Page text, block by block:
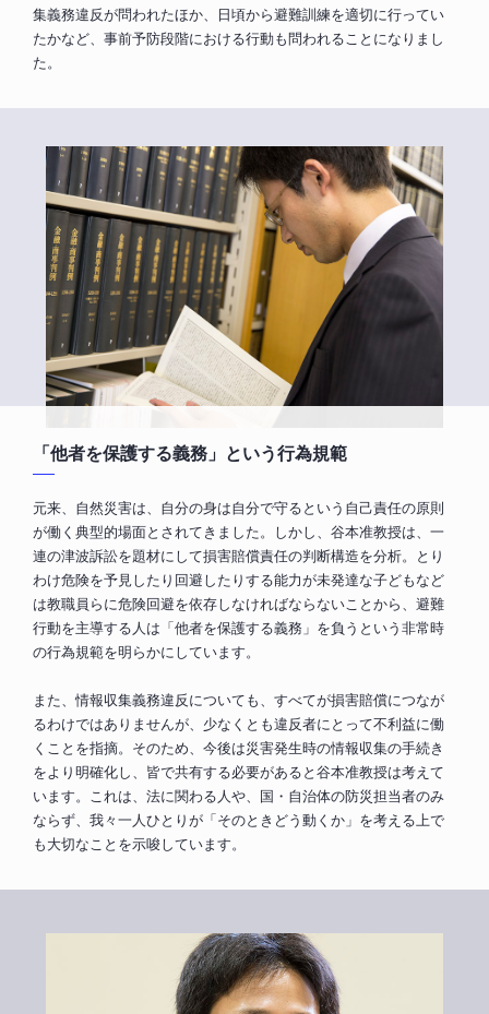
集義務違反が問われたほか、日頃から避難訓練を適切に行ってい
たかなど、事前予防段階における行動も問われることになりまし
た。
「他者を保護する義務」という行為規範
元来、自然災害は、自分の身は自分で守るという自己責任の原則
が働く典型的場面とされてきました。しかし、谷本准教授は、一
連の津波訴訟を題材にして損害賠償責任の判断構造を分析。とり
わけ危険を予見したり回避したりする能力が未発達な子どもなど
は教職員らに危険回避を依存しなければならないことから、避難
行動を主導する人は「他者を保護する義務」を負うという非常時
の行為規範を明らかにしています。
また、情報収集義務違反についても、すべてが損害賠償につなが
るわけではありませんが、少なくとも違反者にとって不利益に働
くことを指摘。そのため、今後は災害発生時の情報収集の手続き
をより明確化し、皆で共有する必要があると谷本准教授は考えて
います。これは、法に関わる人や、国・自治体の防災担当者のみ
ならず、我々一人ひとりが「そのときどう動くか」を考える上で
も大切なことを示唆しています。